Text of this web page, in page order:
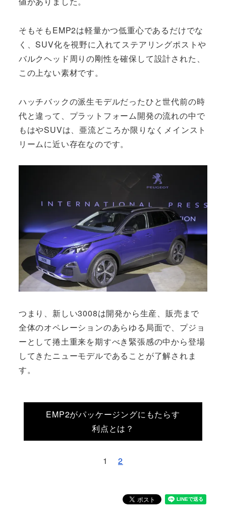
そもそもEMP2は軽量かつ低重心であるだけでな
く、SUV化を視野に入れてステアリングポストや
バルクヘッド周りの剛性を確保して設計された、
この上ない素材です。
ハッチバックの派生モデルだったひと世代前の時
代と違って、プラットフォーム開発の流れの中で
もはやSUVは、亜流どころか限りなくメインスト
リームに近い存在なのです。
つまり、新しい3008は開発から生産、販売まで
全体のオペレーションのあらゆる局面で、プジョ
ーとして捲土重来を期すべき緊張感の中から登場
してきたニューモデルであることが了解されま
す。
EMP2がパッケージングにもたらす
利点とは？
1 2